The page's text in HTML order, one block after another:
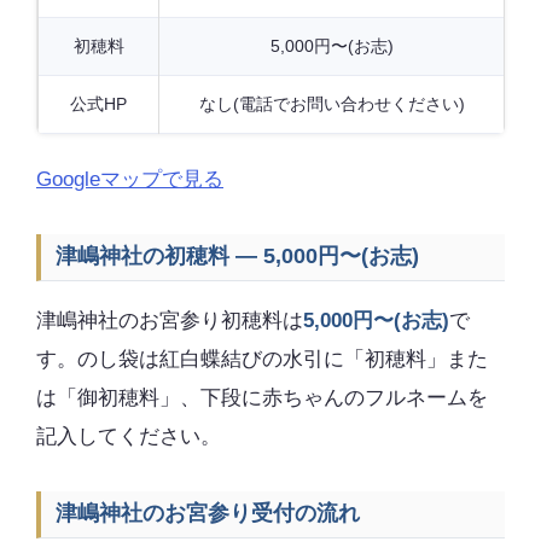
初穂料 5,000円〜(お志)
公式HP なし(電話でお問い合わせください)
Googleマップで見る
津嶋神社の初穂料 — 5,000円〜(お志)
津嶋神社のお宮参り初穂料は5,000円〜(お志)で
す。のし袋は紅白蝶結びの水引に「初穂料」また
は「御初穂料」、下段に赤ちゃんのフルネームを
記入してください。
津嶋神社のお宮参り受付の流れ